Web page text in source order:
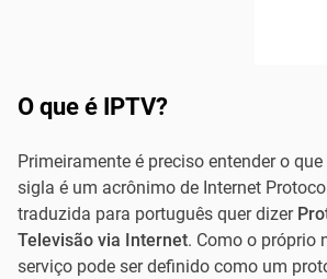
O que é IPTV?
Primeiramente é preciso entender o
sigla é um acrônimo de Internet
traduzida para português quer dizer
Televisão via Internet. Como o próprio
serviço pode ser definido como um